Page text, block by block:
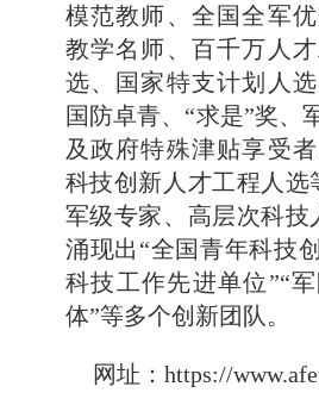
模范教师、全国全军
教学名师、百千万人
选、国家特支计划人选
国防卓青、“求是”奖、
及政府特殊津贴享受
科技创新人才工程人选
军级专家、高层次科技
涌现出“全国青年科技
科技工作先进单位”“
体”等多个创新团队。
网址：https://